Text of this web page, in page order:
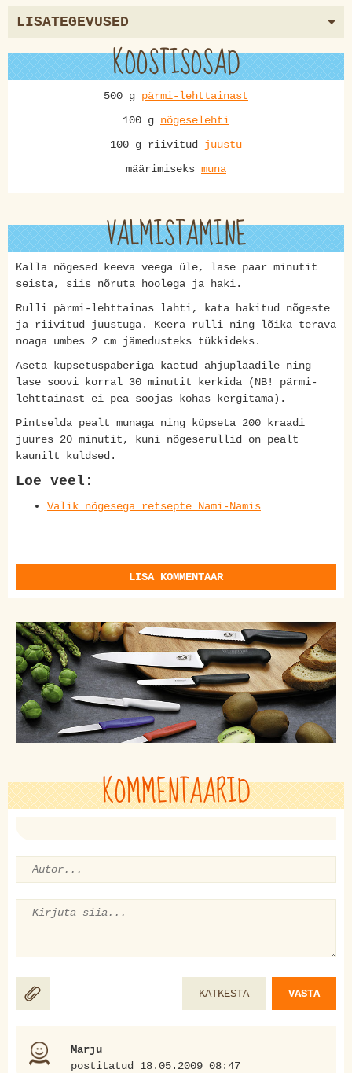
LISATEGEVUSED
KOOSTISOSAD
500 g pärmi-lehttainast
100 g nõgeselehti
100 g riivitud juustu
määrimiseks muna
VALMISTAMINE
Kalla nõgesed keeva veega üle, lase paar minutit
seista, siis nõruta hoolega ja haki.
Rulli pärmi-lehttainas lahti, kata hakitud nõgeste
ja riivitud juustuga. Keera rulli ning lõika terava
noaga umbes 2 cm jämedusteks tükkideks.
Aseta küpsetuspaberiga kaetud ahjuplaadile ning
lase soovi korral 30 minutit kerkida (NB! pärmi-
lehttainast ei pea soojas kohas kergitama).
Pintselda pealt munaga ning küpseta 200 kraadi
juures 20 minutit, kuni nõgeserullid on pealt
kaunilt kuldsed.
Loe veel:
Valik nõgesega retsepte Nami-Namis
LISA KOMMENTAAR
KOMMENTAARID
KATKESTA VASTA
Marju
postitatud 18.05.2009 08:47